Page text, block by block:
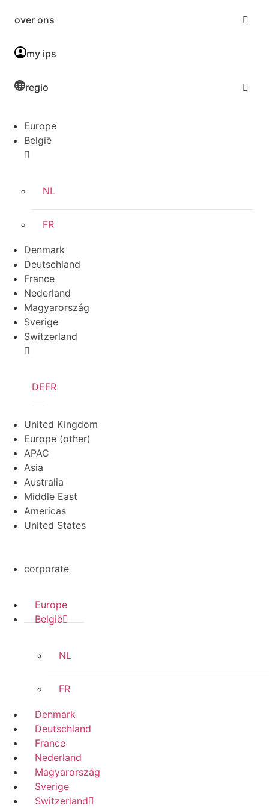
over ons
my ips
regio
Europe
België
NL
FR
Denmark
Deutschland
France
Nederland
Magyarország
Sverige
Switzerland
DEFR
United Kingdom
Europe (other)
APAC
Asia
Australia
Middle East
Americas
United States
corporate
Europe
België
NL
FR
Denmark
Deutschland
France
Nederland
Magyarország
Sverige
Switzerland